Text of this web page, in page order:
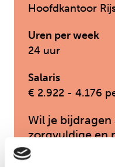
Hoofdkantoor
Uren per week
24 uur
Salaris
€ 2.922 - 4.176
Wil je bijdragen
zorgvuldige en